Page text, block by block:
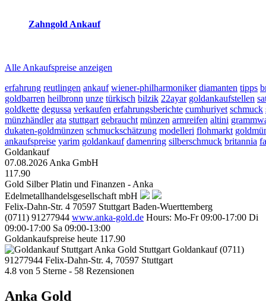
Zahngold Ankauf
Alle Ankaufspreise anzeigen
erfahrung reutlingen ankauf wiener-philharmoniker diamanten tipps
goldbarren heilbronn unze türkisch bilzik 22ayar goldankaufstellen
goldkette degussa verkaufen erfahrungsberichte cumhuriyet schmuck
münzhändler ata stuttgart gebraucht münzen armreifen altini
dukaten-goldmünzen schmuckschätzung modelleri flohmarkt
ankaufspreise yarim goldankauf damenring silberschmuck britannia
Goldankauf
07.08.2026 Anka GmbH
117.90
Gold Silber Platin und Finanzen - Anka
Edelmetallhandelsgesellschaft mbH
Felix-Dahn-Str. 4 70597 Stuttgart Baden-Wuerttemberg
(0711) 91277944 www.anka-gold.de Hours: Mo-Fr 09:00-17:00 Di
09:00-17:00 Sa 09:00-13:00
Goldankaufspreise heute 117.90
Anka Gold Stuttgart Goldankauf (0711)
91277944 Felix-Dahn-Str. 4, 70597 Stuttgart
4.8 von 5 Sterne - 58 Rezensionen
Anka Gold